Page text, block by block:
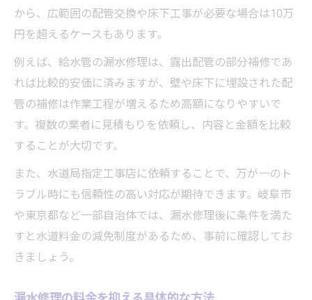
から、広範囲の配管交換や床下工事が必要な場合は10万
円を超えるケースもあります。
例えば、給水管の漏水修理は、露出配管の部分補修であ
れば比較的安価に済みますが、壁や床下に埋設された配
管の補修は作業工程が増えるため高額になりやすいで
す。複数の業者に見積もりを依頼し、内容と金額を比較
することが大切です。
また、水道局指定工事店に依頼することで、万が一のト
ラブル時にも信頼性の高い対応が期待できます。岐阜市
や東京都など一部自治体では、漏水修理後に条件を満た
すと水道料金の減免制度があるため、事前に確認してお
きましょう。